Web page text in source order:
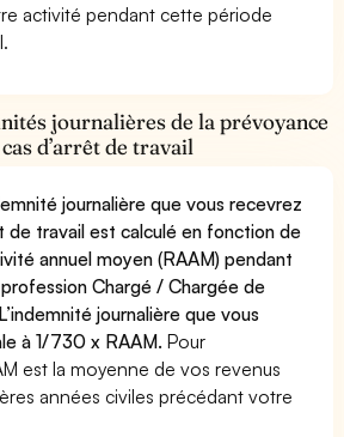
activité pendant cette période
journalières de la prévoyance
d’arrêt de travail
journalière que vous recevrez
travail est calculé en fonction de
annuel moyen (RAAM) pendant
Chargé / Chargée de
journalière que vous
à 1/730 x RAAM. Pour
est la moyenne de vos revenus
années civiles précédant votre